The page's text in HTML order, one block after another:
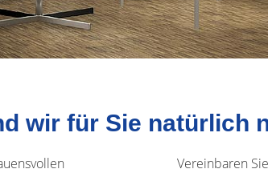
wir für Sie natürlich
Vereinbaren